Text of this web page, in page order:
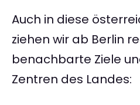
Auch in diese
ziehen wir ab Berlin
benachbarte Ziele
Zentren des Landes: